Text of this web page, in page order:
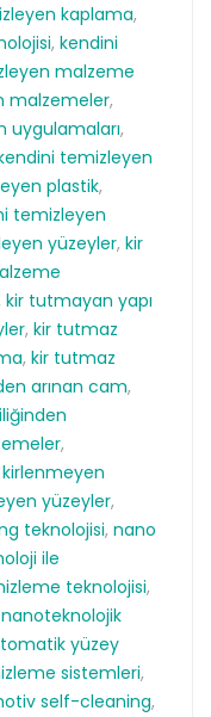
kaplama,
, kendini
malzeme
malzemeler,
uygulamaları,
temizleyen
plastik,
temizleyen
yüzeyler, kir
kir tutmayan yapı
, kir tutmaz
, kir tutmaz
arınan cam,
,
kirlenmeyen
yüzeyler,
teknolojisi, nano
ile
teknolojisi,
nanoteknolojik
yüzey
sistemleri,
self-cleaning,